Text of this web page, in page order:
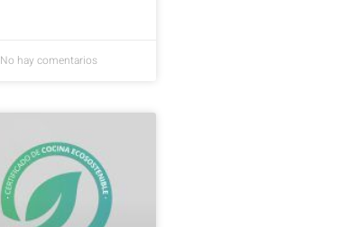
No hay comentarios